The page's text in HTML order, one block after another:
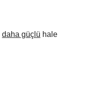
daha güçlü hale